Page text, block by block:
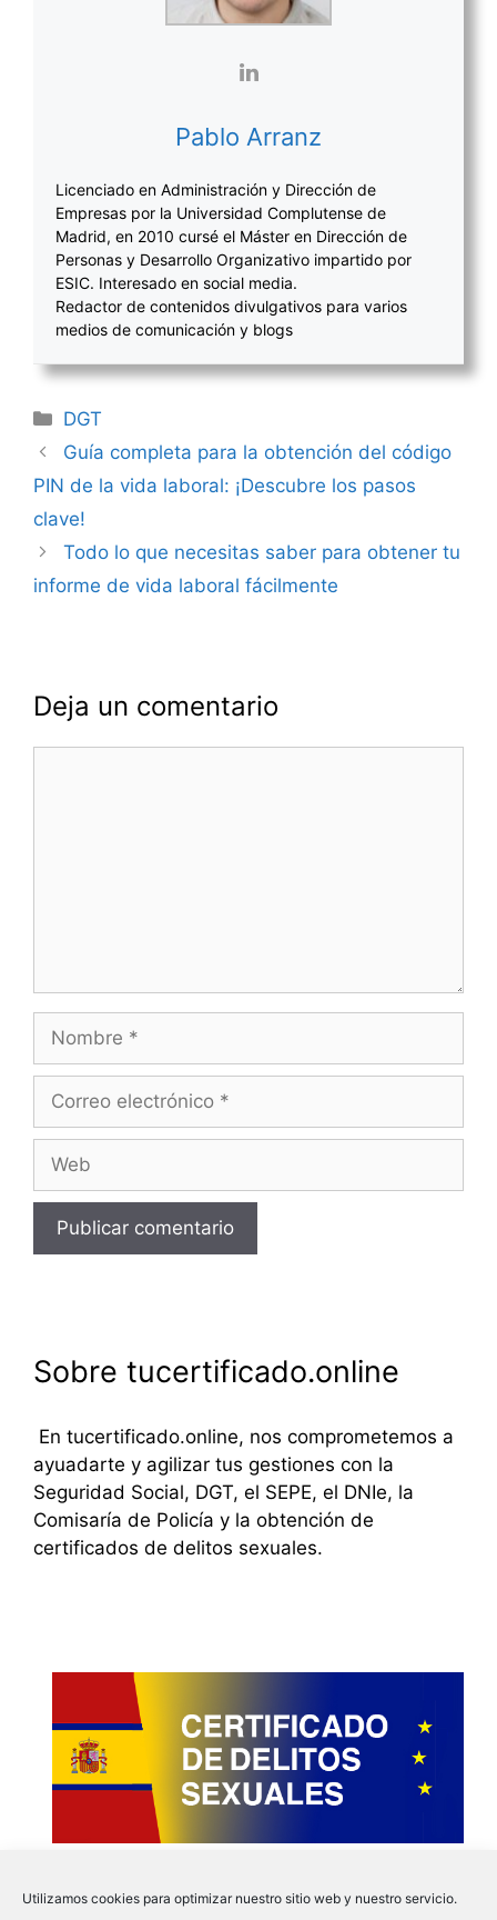
Utilizamos cookies para optimizar nuestro sitio web y nuestro servicio.
Pablo Arranz
Licenciado en Administración y Dirección de
Empresas por la Universidad Complutense de
Madrid, en 2010 cursé el Máster en Dirección de
Personas y Desarrollo Organizativo impartido por
ESIC. Interesado en social media.
Redactor de contenidos divulgativos para varios
medios de comunicación y blogs
Categorías
DGT
Navegación
de
Guía completa para la obtención del código
PIN de la vida laboral: ¡Descubre los pasos
clave!
Todo lo que necesitas saber para obtener tu
informe de vida laboral fácilmente
Deja un comentario
electrónico
Sobre tucertificado.online
En tucertificado.online, nos comprometemos a
ayuadarte y agilizar tus gestiones con la
Seguridad Social, DGT, el SEPE, el DNIe, la
Comisaría de Policía y la obtención de
certificados de delitos sexuales.